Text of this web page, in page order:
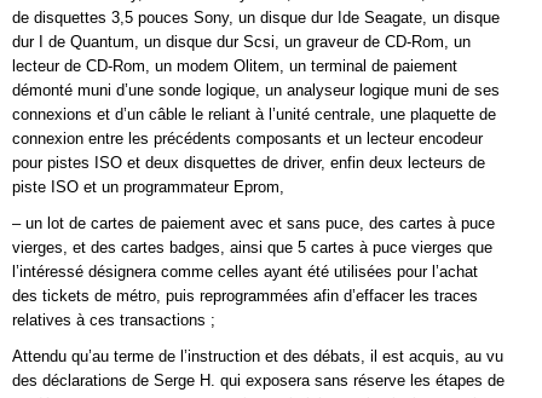
de disquettes 3,5 pouces Sony, un disque dur Ide Seagate, un disque
dur I de Quantum, un disque dur Scsi, un graveur de CD-Rom, un
lecteur de CD-Rom, un modem Olitem, un terminal de paiement
démonté muni d’une sonde logique, un analyseur logique muni de ses
connexions et d’un câble le reliant à l’unité centrale, une plaquette de
connexion entre les précédents composants et un lecteur encodeur
pour pistes ISO et deux disquettes de driver, enfin deux lecteurs de
piste ISO et un programmateur Eprom,
– un lot de cartes de paiement avec et sans puce, des cartes à puce
vierges, et des cartes badges, ainsi que 5 cartes à puce vierges que
l’intéressé désignera comme celles ayant été utilisées pour l’achat
des tickets de métro, puis reprogrammées afin d’effacer les traces
relatives à ces transactions ;
Attendu qu’au terme de l’instruction et des débats, il est acquis, au vu
des déclarations de Serge H. qui exposera sans réserve les étapes de